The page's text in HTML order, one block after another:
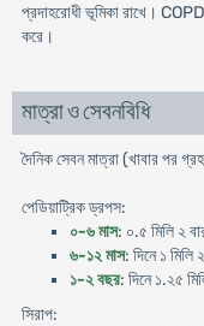
প্রদাহরোধী ভূমিকা রাখে।
করে।
মাত্রা ও সেবনবিধি
দৈনিক সেবন মাত্রা (খাবার পর
পেডিয়াট্রিক ড্রপস:
০-৬ মাস: ০.৫ মিলি ২
৬-১২ মাস: দিনে ১ মিলি
১-২ বছর: দিনে ১.২৫
সিরাপ: